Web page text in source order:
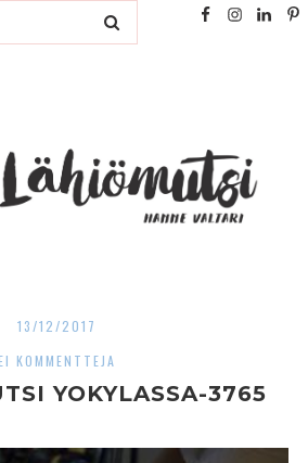
13/12/2017
KOMMENTTEJA
YOKYLASSA-3765